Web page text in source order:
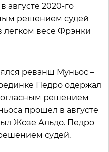
августе 2020-го
решением судей
весе Фрэнки
реванш Муньос –
Педро одержал
решением
прошел в августе
Жозе Альдо. Педро
судей.